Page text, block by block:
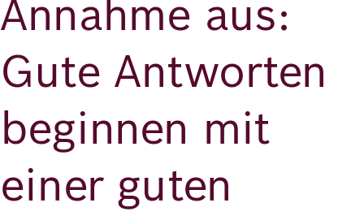
Annahme aus:
Gute Antworten
beginnen mit
einer guten